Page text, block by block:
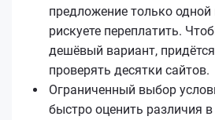
предложение только
рискуете переплатить.
дешёвый вариант,
проверять десятки сайтов.
Ограниченный выбор
быстро оценить различия